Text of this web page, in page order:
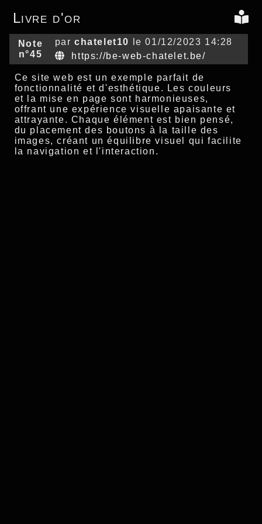
Livre d'or
Note
n°45
par chatelet10
le 01/12/2023 14:28
https://be-web-chatelet.be/
Ce site web est un exemple parfait de
fonctionnalité et d'esthétique. Les couleurs
et la mise en page sont harmonieuses,
offrant une expérience visuelle apaisante et
attrayante. Chaque élément est bien pensé,
du placement des boutons à la taille des
images, créant un équilibre visuel qui facilite
la navigation et l'interaction.